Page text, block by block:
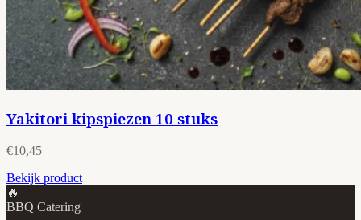
Yakitori kipspiezen 10 stuks
€10,45
Bekijk product
🔥
BBQ Catering